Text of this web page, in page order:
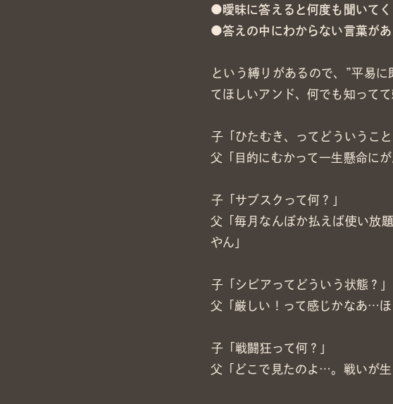
●曖昧に答えると何度も聞いてく
●答えの中にわからない言葉があ
という縛りがあるので、”平易
てほしいアンド、何でも知って
子「ひたむき、ってどういうこと
父「目的にむかって一生懸命にが
子「サブスクって何？」
父「毎月なんぼか払えば使い放
やん」
子「シビアってどういう状態？」
父「厳しい！って感じかなあ…ほ
子「戦闘狂って何？」
父「どこで見たのよ…。戦いが